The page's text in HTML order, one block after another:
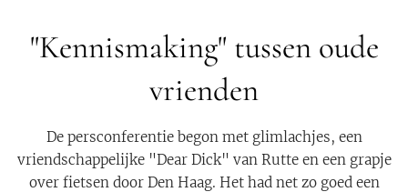
"Kennismaking" tussen oude
vrienden
De persconferentie begon met glimlachjes, een
vriendschappelijke "Dear Dick" van Rutte en een grapje
over fietsen door Den Haag. Het had net zo goed een